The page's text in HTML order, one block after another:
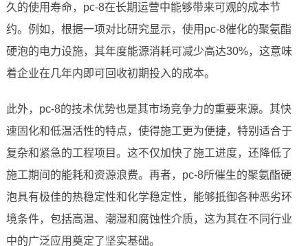
久的使用寿命，pc-8在长期运营中能够带来可观的成本节
约。例如，根据一项对比研究显示，使用pc-8催化的聚氨酯
硬泡的电力设施，其年度能源消耗可减少高达30%，这意味
着企业在几年内即可回收初期投入的成本。
此外，pc-8的技术优势也是其市场竞争力的重要来源。其快
速固化和低温活性的特点，使得施工更为便捷，特别适合于
复杂和紧急的工程项目。这不仅加快了施工进度，还降低了
施工期间的能耗和资源浪费。再者，pc-8所催生的聚氨酯硬
泡具有极佳的热稳定性和化学稳定性，能够抵御各种恶劣环
境条件，包括高温、潮湿和腐蚀性介质，这为其在不同行业
中的广泛应用奠定了坚实基础。